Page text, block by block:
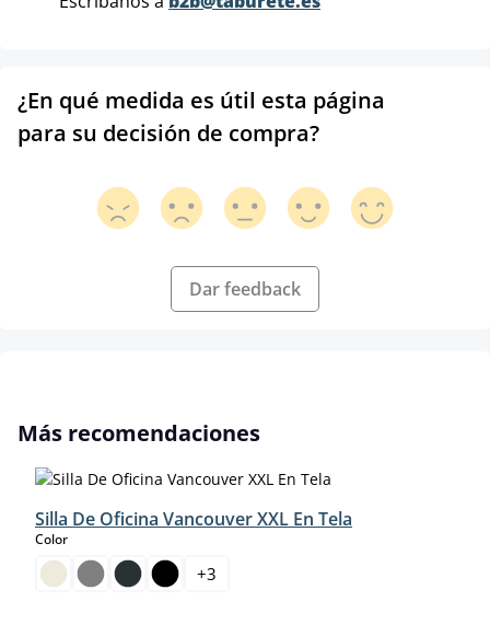
¿En qué medida es útil esta página
para su decisión de compra?
Dar feedback
Omitir la galería de productos
Más recomendaciones
Silla De Oficina Vancouver XXL En Tela
Colorselect
+3